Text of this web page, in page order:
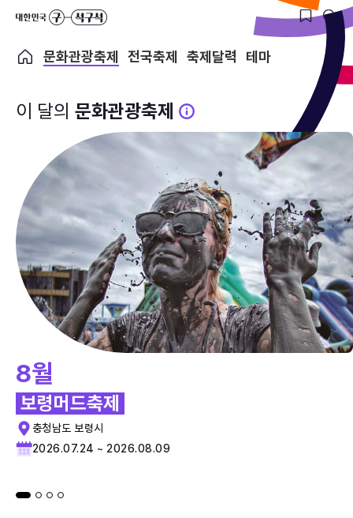
문화관광축제 전국축제 축제달력 테마
이 달의 문화관광축제
8월
보령머드축제
충청남도 보령시
2026.07.24 ~ 2026.08.09